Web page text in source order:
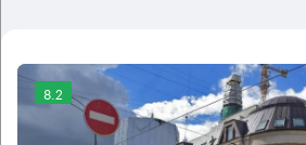
8.2